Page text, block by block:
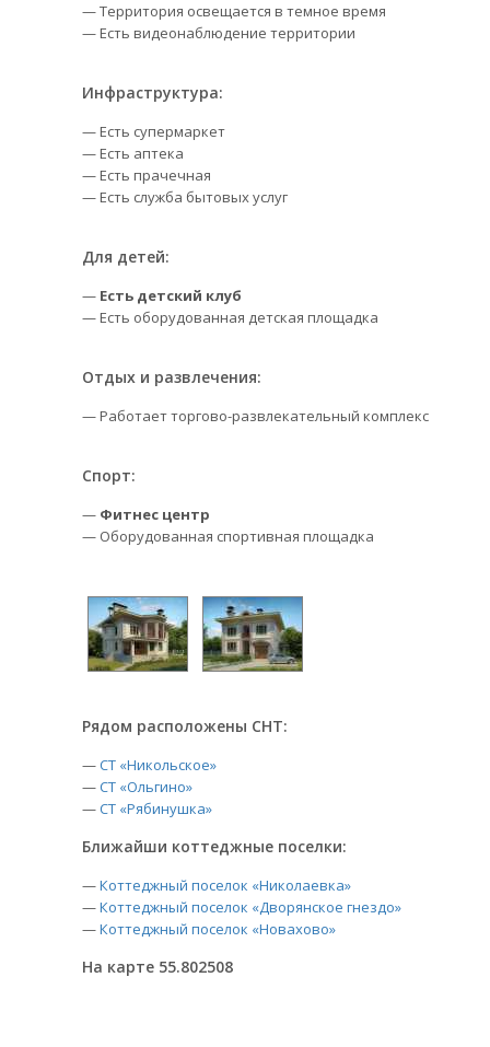
— Территория освещается в темное время
— Есть видеонаблюдение территории
Инфраструктура:
— Есть супермаркет
— Есть аптека
— Есть прачечная
— Есть служба бытовых услуг
Для детей:
— Есть детский клуб
— Есть оборудованная детская площадка
Отдых и развлечения:
— Работает торгово-развлекательный комплекс
Спорт:
— Фитнес центр
— Оборудованная спортивная площадка
Рядом расположены СНТ:
—СТ «Никольское»
—СТ «Ольгино»
—СТ «Рябинушка»
Ближайши коттеджные поселки:
—Коттеджный поселок «Николаевка»
—Коттеджный поселок «Дворянское гнездо»
—Коттеджный поселок «Новахово»
На карте 55.802508